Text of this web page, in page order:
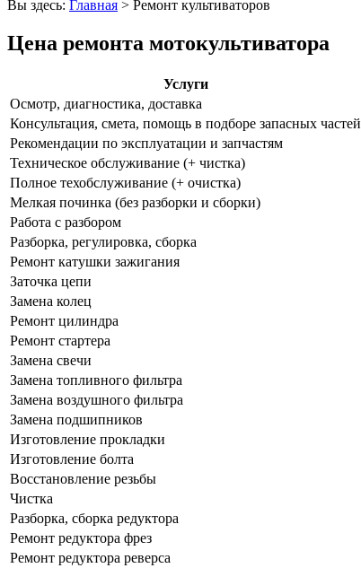
Вы здесь: Главная > Ремонт культиваторов
Цена ремонта мотокультиватора
Услуги
Осмотр, диагностика, доставка
Консультация, смета, помощь в подборе запасных частей
Рекомендации по эксплуатации и запчастям
Техническое обслуживание (+ чистка)
Полное техобслуживание (+ очистка)
Мелкая починка (без разборки и сборки)
Работа с разбором
Разборка, регулировка, сборка
Ремонт катушки зажигания
Заточка цепи
Замена колец
Ремонт цилиндра
Ремонт стартера
Замена свечи
Замена топливного фильтра
Замена воздушного фильтра
Замена подшипников
Изготовление прокладки
Изготовление болта
Восстановление резьбы
Чистка
Разборка, сборка редуктора
Ремонт редуктора фрез
Ремонт редуктора реверса